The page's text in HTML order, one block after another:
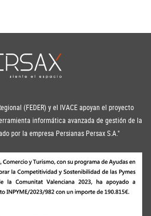
(FEDER) y el IVACE apoyan el proyecto
informática avanzada de gestión de la
por la empresa Persianas Persax S.A."